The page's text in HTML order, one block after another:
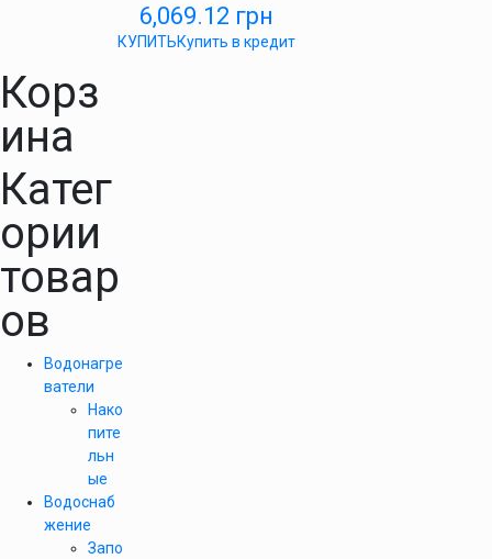
6,069.12 грн
КУПИТЬКупить в кредит
Корз
ина
Катег
ории
товар
ов
Водонагре
ватели
Нако
пите
льн
ые
Водоснаб
жение
Запо